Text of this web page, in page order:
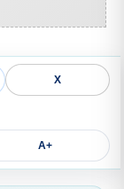
X
A+